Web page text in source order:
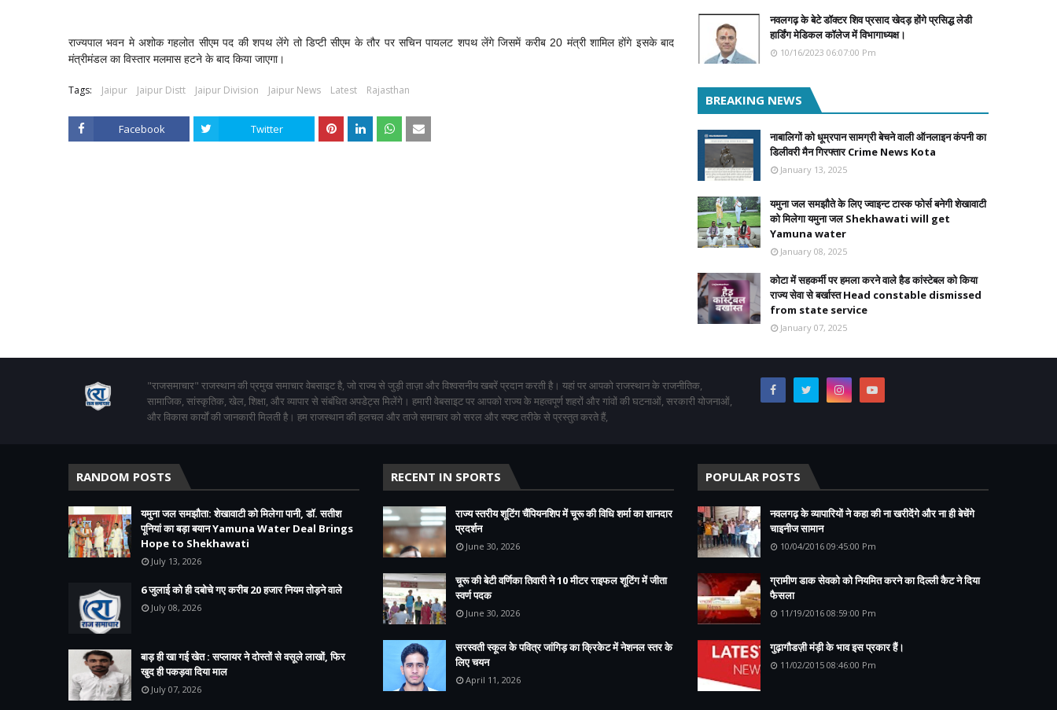
राज्यपाल भवन मे अशोक गहलोत सीएम पद की शपथ लेंगे तो डिप्टी सीएम के तौर पर सचिन पायलट शपथ लेंगे जिसमें करीब 20 मंत्री शामिल होंगे इसके बाद
मंत्रीमंडल का विस्तार मलमास हटने के बाद किया जाएगा।
Tags: Jaipur Jaipur Distt Jaipur Division Jaipur News Latest Rajasthan
Facebook Twitter
नवलगढ़ के बेटे डॉक्टर शिव प्रसाद खेदड़ होंगे प्रसिद्ध लेडी
हार्डिंग मेडिकल कॉलेज में विभागाध्यक्ष।
10/16/2023 06:07:00 Pm
BREAKING NEWS
नाबालिगों को धूम्रपान सामग्री बेचने वाली ऑनलाइन कंपनी का
डिलीवरी मैन गिरफ्तार Crime News Kota
January 13, 2025
यमुना जल समझौते के लिए ज्वाइन्ट टास्क फोर्स बनेगी शेखावाटी
को मिलेगा यमुना जल Shekhawati will get
Yamuna water
January 08, 2025
कोटा में सहकर्मी पर हमला करने वाले हैड कांस्टेबल को किया
राज्य सेवा से बर्खास्त Head constable dismissed
from state service
January 07, 2025
"राजसमाचार" राजस्थान की प्रमुख समाचार वेबसाइट है, जो राज्य से जुड़ी ताज़ा और विश्वसनीय खबरें प्रदान करती है। यहां पर आपको राजस्थान के राजनीतिक,
सामाजिक, सांस्कृतिक, खेल, शिक्षा, और व्यापार से संबंधित अपडेट्स मिलेंगे। हमारी वेबसाइट पर आपको राज्य के महत्वपूर्ण शहरों और गांवों की घटनाओं, सरकारी योजनाओं,
और विकास कार्यों की जानकारी मिलती है। हम राजस्थान की हलचल और ताजे समाचार को सरल और स्पष्ट तरीके से प्रस्तुत करते हैं,
RANDOM POSTS
यमुना जल समझौता: शेखावाटी को मिलेगा पानी, डॉ. सतीश
पूनियां का बड़ा बयान Yamuna Water Deal Brings
Hope to Shekhawati
July 13, 2026
6 जुलाई को ही दबोचे गए करीब 20 हजार नियम तोड़ने वाले
July 08, 2026
बाड़ ही खा गई खेत : सप्लायर ने दोस्तों से वसूले लाखों, फिर
खुद ही पकड़वा दिया माल
July 07, 2026
RECENT IN SPORTS
राज्य स्तरीय शूटिंग चैंपियनशिप में चूरू की विधि शर्मा का शानदार
प्रदर्शन
June 30, 2026
चूरू की बेटी वर्णिका तिवारी ने 10 मीटर राइफल शूटिंग में जीता
स्वर्ण पदक
June 30, 2026
सरस्वती स्कूल के पवित्र जांगिड़ का क्रिकेट में नेशनल स्तर के
लिए चयन
April 11, 2026
POPULAR POSTS
नवलगढ़ के व्यापारियों ने कहा की ना खरीदेंगे और ना ही बेचेंगे
चाइनीज सामान
10/04/2016 09:45:00 Pm
ग्रामीण डाक सेवको को नियमित करने का दिल्ली कैट ने दिया
फैसला
11/19/2016 08:59:00 Pm
गुढ़ागौडज़ी मंड़ी के भाव इस प्रकार हैं।
11/02/2015 08:46:00 Pm